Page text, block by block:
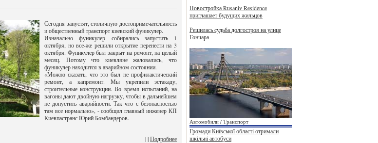
Сегодня запустят, столичную достопримечательность
и общественный транспорт киевский фуникулер.
Изначально фуникулер собирались запустить 1
октября, но все-же решили открытие перенести на 3
октября. Фуникулер был закрыт на ремонт, на целый
месяц. Потому что киевляне жаловались, что
фуникулер находится в аварийном состоянии.
«Можно сказать, что это был не профилактический
ремонт, а капремонт. Мы укрепили эстакаду,
строительные конструкции. Во время испытаний, на
вагоны дают двойную нагрузку, чтобы в дальнейшем
не допустить аварийности. Так что с безопасностью
там все нормально», - сообщил главный инженер КП
Киевпастранс Юрий Бомбандеров.
| |Подробнее
Новостройка Rusaniv Residence
приглашает будущих жильцов
Решилась судьба долгостроя на улице
Гончара
Автомобили / Транспорт
Громади Київської області отримали
шкільні автобуси